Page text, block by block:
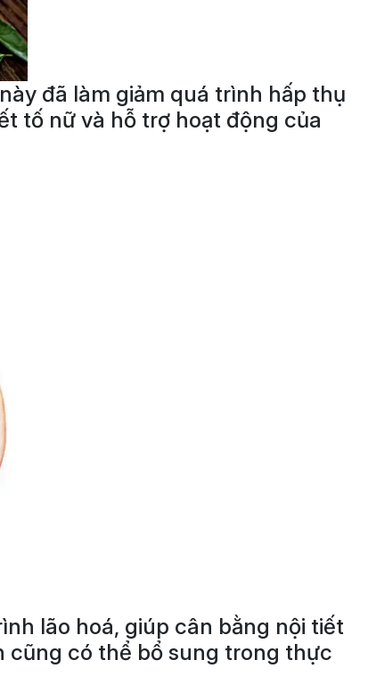
đã làm giảm quá trình hấp thụ
tố nữ và hỗ trợ hoạt động của
lão hoá, giúp cân bằng nội tiết
cũng có thể bổ sung trong thực